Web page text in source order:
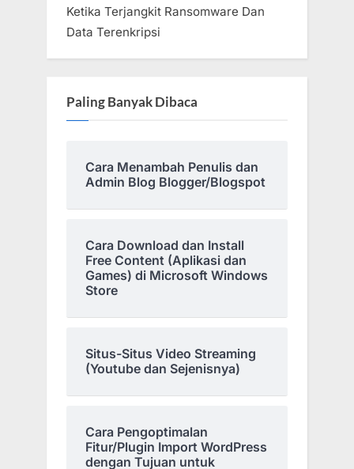
Ketika Terjangkit Ransomware Dan
Data Terenkripsi
Paling Banyak Dibaca
Cara Menambah Penulis dan
Admin Blog Blogger/Blogspot
Cara Download dan Install
Free Content (Aplikasi dan
Games) di Microsoft Windows
Store
Situs-Situs Video Streaming
(Youtube dan Sejenisnya)
Cara Pengoptimalan
Fitur/Plugin Import WordPress
dengan Tujuan untuk